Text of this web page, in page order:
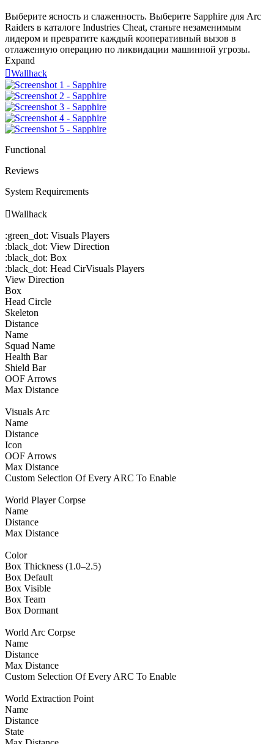
Выберите ясность и слаженность. Выберите Sapphire для Arc
Raiders в каталоге Industries Cheat, станьте незаменимым
лидером и превратите каждый кооперативный вызов в
отлаженную операцию по ликвидации машинной угрозы.
Expand
Wallhack
Functional
Reviews
System Requirements
Wallhack
:green_dot: Visuals Players
:black_dot: View Direction
:black_dot: Box
:black_dot: Head CirVisuals Players
View Direction
Box
Head Circle
Skeleton
Distance
Name
Squad Name
Health Bar
Shield Bar
OOF Arrows
Max Distance
Visuals Arc
Name
Distance
Icon
OOF Arrows
Max Distance
Custom Selection Of Every ARC To Enable
World Player Corpse
Name
Distance
Max Distance
Color
Box Thickness (1.0–2.5)
Box Default
Box Visible
Box Team
Box Dormant
World Arc Corpse
Name
Distance
Max Distance
Custom Selection Of Every ARC To Enable
World Extraction Point
Name
Distance
State